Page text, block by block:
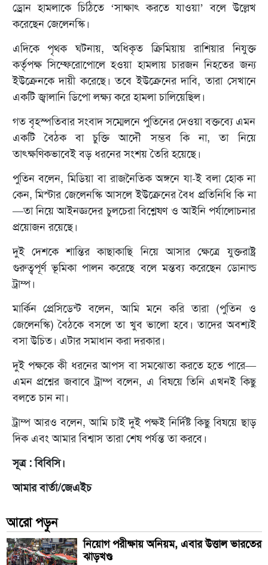
ড্রোন হামলাকে চিঠিতে ‘সাক্ষাৎ করতে যাওয়া’ বলে উল্লেখ
করেছেন জেলেনস্কি।
এদিকে পৃথক ঘটনায়, অধিকৃত ক্রিমিয়ায় রাশিয়ার নিযুক্ত
কর্তৃপক্ষ সিম্ফেরোপোলে হওয়া হামলায় চারজন নিহতের জন্য
ইউক্রেনকে দায়ী করেছে। তবে ইউক্রেনের দাবি, তারা সেখানে
একটি জ্বালানি ডিপো লক্ষ্য করে হামলা চালিয়েছিল।
গত বৃহস্পতিবার সংবাদ সম্মেলনে পুতিনের দেওয়া বক্তব্যে এমন
একটি বৈঠক বা চুক্তি আদৌ সম্ভব কি না, তা নিয়ে
তাৎক্ষণিকভাবেই বড় ধরনের সংশয় তৈরি হয়েছে।
পুতিন বলেন, মিডিয়া বা রাজনৈতিক অঙ্গনে যা-ই বলা হোক না
কেন, মিস্টার জেলেনস্কি আসলে ইউক্রেনের বৈধ প্রতিনিধি কি না
—তা নিয়ে আইনজ্ঞদের চুলচেরা বিশ্লেষণ ও আইনি পর্যালোচনার
প্রয়োজন রয়েছে।
দুই দেশকে শান্তির কাছাকাছি নিয়ে আসার ক্ষেত্রে যুক্তরাষ্ট্র
গুরুত্বপূর্ণ ভূমিকা পালন করেছে বলে মন্তব্য করেছেন ডোনাল্ড
ট্রাম্প।
মার্কিন প্রেসিডেন্ট বলেন, আমি মনে করি তারা (পুতিন ও
জেলেনস্কি) বৈঠকে বসলে তা খুব ভালো হবে। তাদের অবশ্যই
বসা উচিত। এটার সমাধান করা দরকার।
দুই পক্ষকে কী ধরনের আপস বা সমঝোতা করতে হতে পারে—
এমন প্রশ্নের জবাবে ট্রাম্প বলেন, এ বিষয়ে তিনি এখনই কিছু
বলতে চান না।
ট্রাম্প আরও বলেন, আমি চাই দুই পক্ষই নির্দিষ্ট কিছু বিষয়ে ছাড়
দিক এবং আমার বিশ্বাস তারা শেষ পর্যন্ত তা করবে।
সূত্র : বিবিসি।
আমার বার্তা/জেএইচ
আরো পড়ুন
নিয়োগ পরীক্ষায় অনিয়ম, এবার উত্তাল ভারতের
ঝাড়খণ্ড